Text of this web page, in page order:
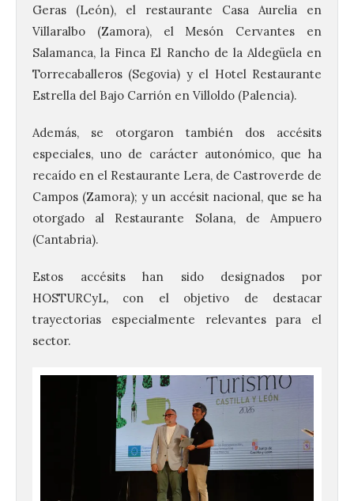
Geras (León), el restaurante Casa Aurelia en
Villaralbo (Zamora), el Mesón Cervantes en
Salamanca, la Finca El Rancho de la Aldegüela en
Torrecaballeros (Segovia) y el Hotel Restaurante
Estrella del Bajo Carrión en Villoldo (Palencia).
Además, se otorgaron también dos accésits
especiales, uno de carácter autonómico, que ha
recaído en el Restaurante Lera, de Castroverde de
Campos (Zamora); y un accésit nacional, que se ha
otorgado al Restaurante Solana, de Ampuero
(Cantabria).
Estos accésits han sido designados por
HOSTURCyL, con el objetivo de destacar
trayectorias especialmente relevantes para el
sector.